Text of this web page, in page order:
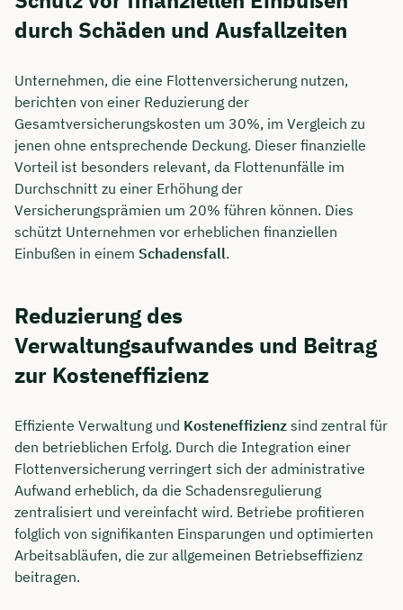
durch Schäden und Ausfallzeiten
Unternehmen, die eine Flottenversicherung nutzen,
berichten von einer Reduzierung der
Gesamtversicherungskosten um 30%, im Vergleich zu
jenen ohne entsprechende Deckung. Dieser finanzielle
Vorteil ist besonders relevant, da Flottenunfälle im
Durchschnitt zu einer Erhöhung der
Versicherungsprämien um 20% führen können. Dies
schützt Unternehmen vor erheblichen finanziellen
Einbußen in einem Schadensfall.
Reduzierung des
Verwaltungsaufwandes und Beitrag
zur Kosteneffizienz
Effiziente Verwaltung und Kosteneffizienz sind zentral für
den betrieblichen Erfolg. Durch die Integration einer
Flottenversicherung verringert sich der administrative
Aufwand erheblich, da die Schadensregulierung
zentralisiert und vereinfacht wird. Betriebe profitieren
folglich von signifikanten Einsparungen und optimierten
Arbeitsabläufen, die zur allgemeinen Betriebseffizienz
beitragen.
Dauer: ca. 30 Minuten
🗓️ Wählen Sie jetzt Ihren Wunschtermin:
Meeting buchen